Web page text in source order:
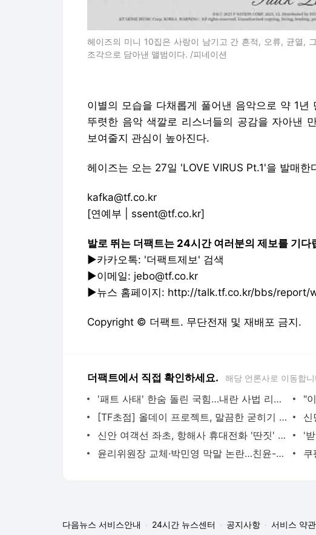
헤이즈의 미니 10집은 사랑이 남기고 간 흔적, 오류, 균열,
조각으로 담아낸 앨범이다. /피네이션
이별의 모습을 다채롭게 풀어낸 음악으로 약 1
뚜렷한 음악 색깔로 리스너들의 공감을 자아낸
보여줄지 관심이 높아진다.
헤이즈는 오는 27일 'LOVE VIRUS Pt.1'을 발매한
kafka@tf.co.kr
[연예부 | ssent@tf.co.kr]
발로 뛰는 더팩트는 24시간 여러분의 제보를 기다
▶카카오톡: '더팩트제보' 검색
▶이메일: jebo@tf.co.kr
▶뉴스 홈페이지: http://talk.tf.co.kr/bbs/report/
Copyright © 더팩트. 무단전재 및 재배포 금지.
더팩트에서 직접 확인하세요. 해당 언론사로 이동합
'패트 사태' 한숨 돌린 국힘…내란 사법 리스크 여전 - 정치 | 기사 - 더팩트
[TF초점] 올데이 프로젝트, 말끔한 굳히기 - 연예 | 기사 - 더팩트
신안 여객선 좌초, 항해사 휴대전화 '딴짓' 드러나…자동항법 유지한 채 변침 놓쳐 - 전국 | 기사
윤리위원장 교체·박민영 막말 논란…친윤-친한 갈등 재점화? - 정치 | 기사 - 더팩트
다음뉴스 서비스안내 24시간 뉴스센터 공지사항 서비스 약